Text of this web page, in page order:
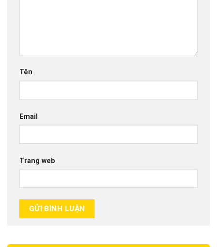
Tên
Email
Trang web